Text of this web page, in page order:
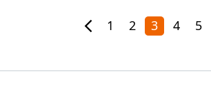
1 2 3 4 5